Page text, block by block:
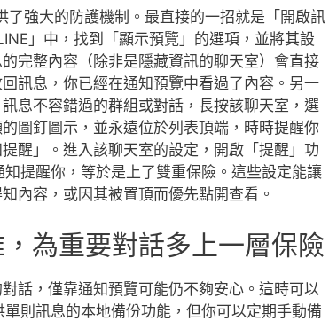
強大的防護機制。最直接的一招就是「開啟訊
」中，找到「顯示預覽」的選項，並將其設
完整內容（除非是隱藏資訊的聊天室）會直接
訊息，你已經在通知預覽中看過了內容。另一
息不容錯過的群組或對話，長按該聊天室，選
圖釘圖示，並永遠位於列表頂端，時時提醒你
醒」。進入該聊天室的設定，開啟「提醒」功
提醒你，等於是上了雙重保險。這些設定能讓
內容，或因其被置頂而優先點開查看。
為重要對話多上一層保險
話，僅靠通知預覽可能仍不夠安心。這時可以
則訊息的本地備份功能，但你可以定期手動備